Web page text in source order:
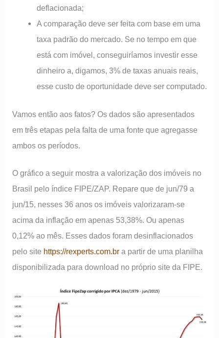
deflacionada;
A comparação deve ser feita com base em uma
taxa padrão do mercado. Se no tempo em que
está com imóvel, conseguiríamos investir esse
dinheiro a, digamos, 3% de taxas anuais reais,
esse custo de oportunidade deve ser computado.
Vamos então aos fatos? Os dados são apresentados
em três etapas pela falta de uma fonte que agregasse
ambos os períodos.
O gráfico a seguir mostra a valorização dos imóveis no
Brasil pelo índice FIPE/ZAP. Repare que de jun/79 a
jun/15, nesses 36 anos os imóveis valorizaram-se
acima da inflação em apenas 53,38%. Ou apenas
0,12% ao mês. Esses dados foram desinflacionados
pelo site https://rexperts.com.br a partir de uma planilha
disponibilizada para download no próprio site da FIPE.